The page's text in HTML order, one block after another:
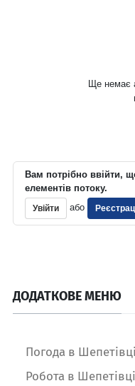
Ще немає
Вам потрібно ввійти,
елементів потоку.
Увійти або
ДОДАТКОВЕ МЕНЮ
Погода в Шепетівці
Робота в Шепетівці